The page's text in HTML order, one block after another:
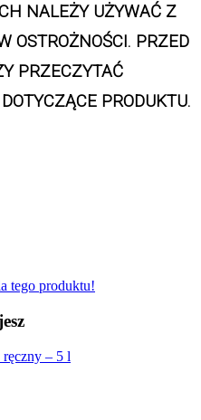
NALEŻY UŻYWAĆ Z
OSTROŻNOŚCI. PRZED
PRZECZYTAĆ
PRODUKTU.
tego produktu!